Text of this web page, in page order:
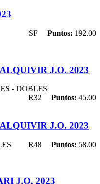
SF Puntos: 192.00
J.O. 2023
- DOBLES
R32
Puntos: 45.00
J.O. 2023
R48 Puntos: 58.00
J.O. 2023